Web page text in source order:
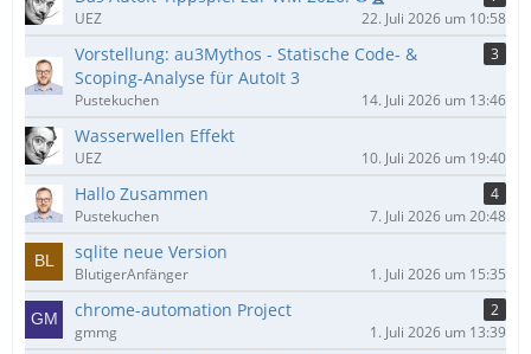
UEZ
22. Juli 2026 um 10:58
Vorstellung: au3Mythos - Statische Code- &
Scoping-Analyse für AutoIt 3
3
Pustekuchen 14. Juli 2026 um 13:46
Wasserwellen Effekt
UEZ 10. Juli 2026 um 19:40
Hallo Zusammen
4
Pustekuchen
7. Juli 2026 um 20:48
sqlite neue Version
BlutigerAnfänger 1. Juli 2026 um 15:35
chrome-automation Project
2
gmmg
1. Juli 2026 um 13:39